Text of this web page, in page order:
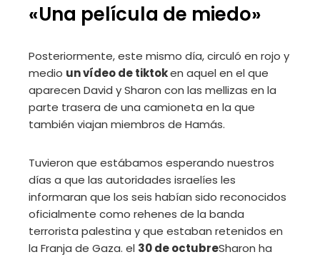
«Una película de miedo»
Posteriormente, este mismo día, circuló en rojo y
medio un vídeo de tiktoken aquel en el que
aparecen David y Sharon con las mellizas en la
parte trasera de una camioneta en la que
también viajan miembros de Hamás.
Tuvieron que estábamos esperando nuestros
días a que las autoridades israelíes les
informaran que los seis habían sido reconocidos
oficialmente como rehenes de la banda
terrorista palestina y que estaban retenidos en
la Franja de Gaza. el 30 de octubreSharon ha